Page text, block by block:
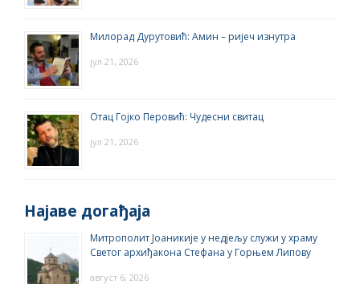
Милорад Дурутовић: Амин – ријеч изнутра
јул 21, 2026
Отац Гојко Перовић: Чудесни свитац
јул 21, 2026
Најаве догађаја
Митрополит Јоаникије у недјељу служи у храму
Светог архиђакона Стефана у Горњем Липову
август 6, 2026